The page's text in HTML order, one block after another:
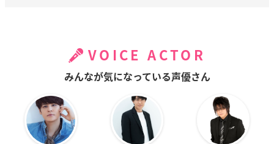
VOICE ACTOR
みんなが気になっている声優さん